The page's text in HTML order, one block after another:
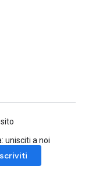
unisciti a noi